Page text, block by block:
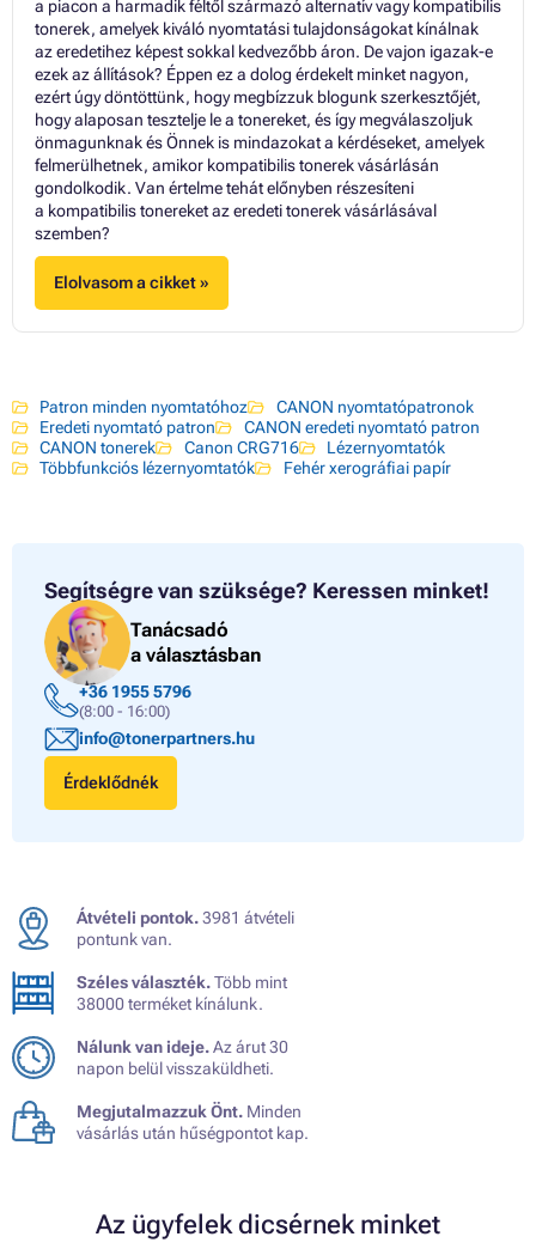
a piacon a harmadik féltől származó alternatív vagy kompatibilis
tonerek, amelyek kiváló nyomtatási tulajdonságokat kínálnak
az eredetihez képest sokkal kedvezőbb áron. De vajon igazak-e
ezek az állítások? Éppen ez a dolog érdekelt minket nagyon,
ezért úgy döntöttünk, hogy megbízzuk blogunk szerkesztőjét,
hogy alaposan tesztelje le a tonereket, és így megválaszoljuk
önmagunknak és Önnek is mindazokat a kérdéseket, amelyek
felmerülhetnek, amikor kompatibilis tonerek vásárlásán
gondolkodik. Van értelme tehát előnyben részesíteni
a kompatibilis tonereket az eredeti tonerek vásárlásával
szemben?
Elolvasom a cikket »
Patron minden nyomtatóhoz
CANON nyomtatópatronok
Eredeti nyomtató patron
CANON eredeti nyomtató patron
CANON tonerek
Canon CRG716
Lézernyomtatók
Többfunkciós lézernyomtatók
Fehér xerográfiai papír
Segítségre van szüksége? Keressen minket!
Tanácsadó
a választásban
+36 1955 5796
(8:00 - 16:00)
info@tonerpartners.hu
Érdeklődnék
Átvételi pontok.3981 átvételi
pontunk van.
Széles választék.Több mint
38000 terméket kínálunk.
Nálunk van ideje.Az árut 30
napon belül visszaküldheti.
Megjutalmazzuk Önt. Minden
vásárlás után hűségpontot kap.
Az ügyfelek dicsérnek minket